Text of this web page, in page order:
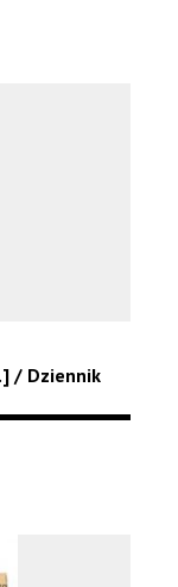
/ Dziennik